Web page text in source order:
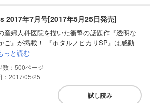
2017年7月号[2017年5月25日発売]
産婦人科医院を描いた衝撃の話題作『透明な
ご』が掲載！ 『ホタルノヒカリSP』は感動
っと読む
500
：2017/05/25
試し読み